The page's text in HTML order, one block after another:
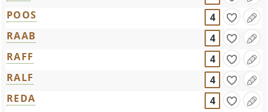
POOS
4
RAAB
4
RAFF
4
RALF
4
REDA
4